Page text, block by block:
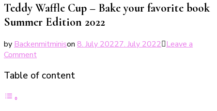
Teddy Waffle Cup – Bake your favorite book
Summer Edition 2022
by Backenmitminison 8. July 20227. July 2022 Leave a
Commenton
Waffelbecher
Table of content